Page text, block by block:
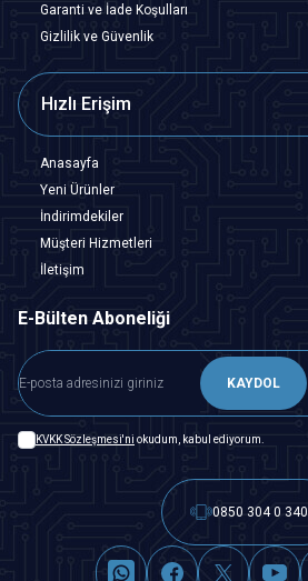
Garanti ve İade Koşulları
Gizlilik ve Güvenlik
Hızlı Erişim
Anasayfa
Yeni Ürünler
İndirimdekiler
Müşteri Hizmetleri
İletişim
E-Bülten Aboneliği
KAYDOL
KVKK Sözleşmesi'ni okudum, kabul ediyorum.
0850 304 0 340